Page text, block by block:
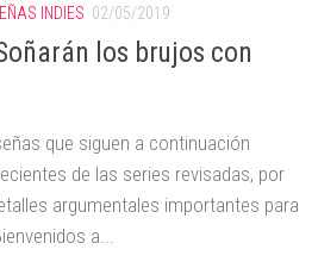
INDIES 02/05/2019
los brujos con
que siguen a continuación
de las series revisadas, por
argumentales importantes para
a...